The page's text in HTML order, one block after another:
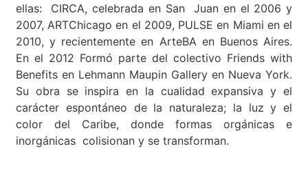
ellas: CIRCA, celebrada en San
Juan en el 2006 y
2007, ARTChicago en el 2009, PULSE en Miami en el
2010, y recientemente en ArteBA en Buenos Aires.
En el 2012 Formó parte del colectivo Friends with
Benefits en Lehmann Maupin Gallery en Nueva York.
Su obra se inspira en la cualidad expansiva y el
carácter espontáneo de la naturaleza; la luz y el
color del Caribe, donde formas orgánicas e
inorgánicas colisionan y se transforman.